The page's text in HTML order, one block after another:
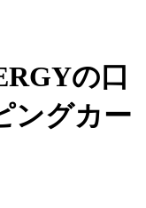
の口
ングカー